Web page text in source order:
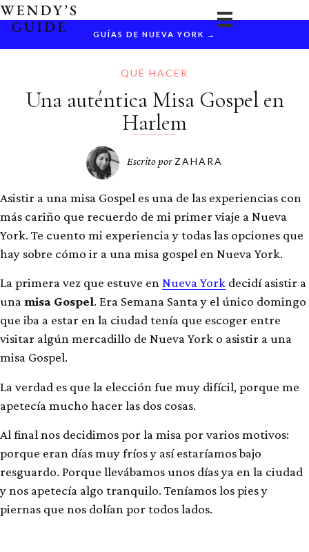
Ir
contenido
GUÍAS DE NUEVA YORK →
QUÉ HACER
Una auténtica Misa Gospel en
Harlem
Escrito porZAHARA
Asistir a una misa Gospel es una de las experiencias con
más cariño que recuerdo de mi primer viaje a Nueva
York. Te cuento mi experiencia y todas las opciones que
hay sobre cómo ir a una misa gospel en Nueva York.
La primera vez que estuve enNueva York decidí asistir a
unamisa Gospel. Era Semana Santa y el único domingo
que iba a estar en la ciudad tenía que escoger entre
visitar algún mercadillo de Nueva York o asistir a una
misa Gospel.
La verdad es que la elección fue muy difícil, porque me
apetecía mucho hacer las dos cosas.
Al final nos decidimos por la misa por varios motivos:
porque eran días muy fríos y así estaríamos bajo
resguardo. Porque llevábamos unos días ya en la ciudad
y nos apetecía algo tranquilo. Teníamos los pies y
piernas que nos dolían por todos lados.